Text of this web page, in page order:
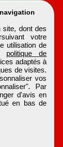
dont des
votre
utilisation de
politique de
adaptés à
de visites.
vos
Par
d'avis en
en bas de